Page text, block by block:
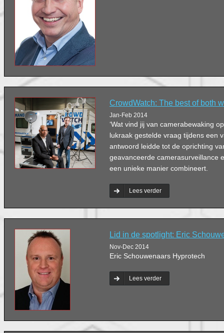
CrowdWatch: The best of both
Jan-Feb 2014
‘Wat vind jij van camerabewaking
lukraak gestelde vraag tijdens een
antwoord leidde tot de oprichting
geavanceerde camerasurveillance
een unieke manier combineert.
Lees verder
Lid in de spotlight: Eric
Nov-Dec 2014
Eric Schouwenaars Hyprotech
Lees verder